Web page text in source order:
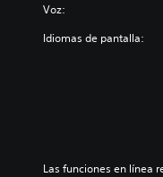
Voz:
Idiomas de pantalla:
Las funciones en línea